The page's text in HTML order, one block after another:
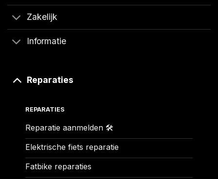
Zakelijk
Informatie
Reparaties
REPARATIES
Reparatie aanmelden 🛠️
Elektrische fiets reparatie
Fatbike reparaties